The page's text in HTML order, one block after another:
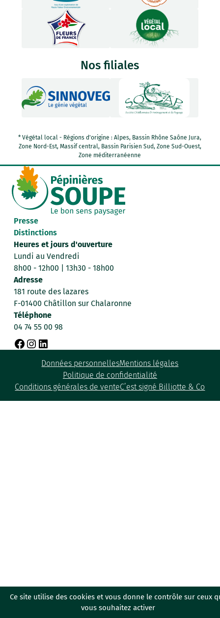
Nos filiales
* Végétal local - Régions d'origine : Alpes, Bassin Rhône Saône Jura,
Zone Nord-Est, Massif central, Bassin Parisien Sud, Zone Sud-Ouest,
Zone méditerranéenne
Presse
Distinctions
Heures et jours d'ouverture
Lundi au Vendredi
8h00 - 12h00 | 13h30 - 18h00
Adresse
181 route des lazares
F-01400 Châtillon sur Chalaronne
Téléphone
04 74 55 00 98
F
c
e
I
s
t
L
n
k
Données personnellesMentions légales
Politique de confidentialité
Conditions générales de venteC’est signé Billiotte & Co
Ce site utilise des cookies et vous donne le contrôle sur ceux
vous souhaitez activer